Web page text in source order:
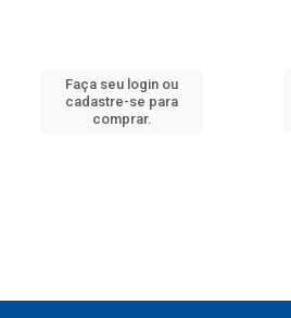
Faça seu login ou
cadastre-se para
comprar.